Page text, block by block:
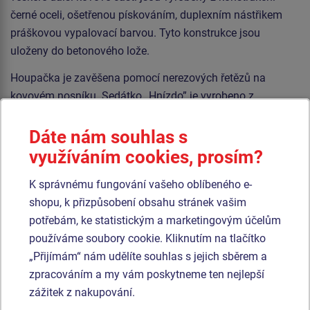
černé oceli, ošetřenou pískováním, duplexním nástřikem
práškovou vypalovací barvou. Tyto konstrukce jsou
uloženy do betonového lože.
Houpačka je zavěšena pomocí nerezových řetězů na
kovovém nosníku. Sedátko „Hnízdo” je vyrobeno z
vlákna. Sedátko Normal je hliníkové, obalené měkkou a
pohodlnou pryží. Závěsná lana jsou vyrobena z materiálu
HERKULES (16 mm lana z polypropylenu s vnitřním
ocelovým jádrem). Veškerý spojovací materiál je
pozinkovaný nebo nerezový.
Podobnézboží
Produkt - REH-6221K-15
Řetězová dvojhoupačka
Produkt - RH-6251K-10
Dáte nám souhlas s
využíváním cookies, prosím?
K správnému fungování vašeho oblíbeného e-
shopu, k přizpůsobení obsahu stránek vašim
potřebám, ke statistickým a marketingovým účelům
používáme soubory cookie. Kliknutím na tlačítko
„Přijímám“ nám udělíte souhlas s jejich sběrem a
zpracováním a my vám poskytneme ten nejlepší
zážitek z nakupování.